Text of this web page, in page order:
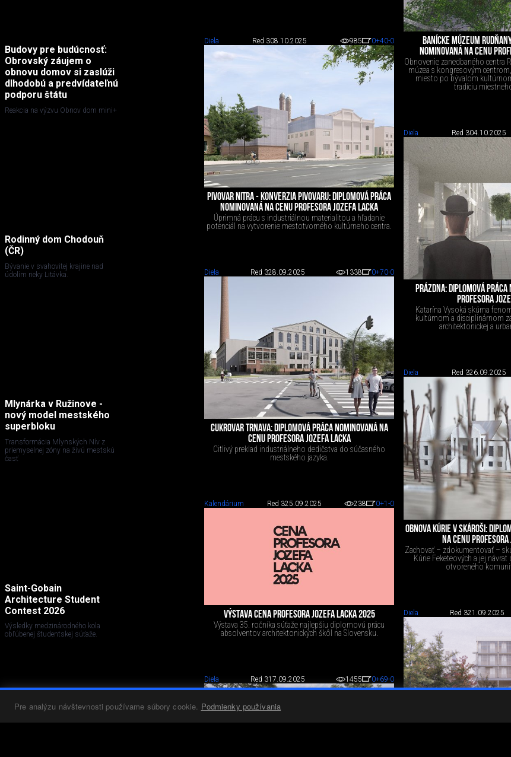
Pre analýzu návštevnosti používame súbory cookie. Podmienky používania
Budovy pre budúcnosť:
Obrovský záujem o
obnovu domov si zaslúži
dlhodobú a predvídateľnú
podporu štátu
Reakcia na výzvu Obnov dom mini+
Rodinný dom Chodouň
(ČR)
Bývanie v svahovitej krajine nad
údolím rieky Litávka.
Mlynárka v Ružinove -
nový model mestského
superbloku
Transformácia Mlynských Nív z
priemyselnej zóny na živú mestskú
časť
Saint-Gobain
Architecture Student
Contest 2026
Výsledky medzinárodného kola
obľúbenej študentskej súťaže.
BANÍCKE MÚZEUM
NOMINOVANÁ NA CENU
Obnovenie zanedbaného centra
múzea s kongresovým
miesto po bývalom
tradíciu
Diela Red 308.10.2025 985 0+40-0
PIVOVAR NITRA - KONVERZIA PIVOVARU: DIPLOMOVÁ PRÁCA
NOMINOVANÁ NA CENU PROFESORA JOZEFA LACKA
Úprimná prácu s industriálnou materialitou a hľadanie
potenciál na vytvorenie mestotvorného kultúrneho centra.
Diela Red 304.10.2025
PRÁZDNA: DIPLOMOVÁ
PROFESORA
Katarína Vysoká skúma
kultúrnom a disciplinárnom
architektonickej a
Diela Red 328.09.2025 1338 0+70-0
CUKROVAR TRNAVA: DIPLOMOVÁ PRÁCA NOMINOVANÁ NA
CENU PROFESORA JOZEFA LACKA
Citlivý preklad industriálneho dedičstva do súčasného
mestského jazyka.
Diela Red 326.09.2025
OBNOVA KÚRIE V SKÁROŠI:
NA CENU
Zachovať – zdokumentovať –
Kúrie Feketeových a jej
otvoreného
Kalendárium Red 325.09.2025 238 0+1 -0
VÝSTAVA CENA PROFESORA JOZEFA LACKA 2025
Výstava 35. ročníka súťaže najlepšiu diplomovú prácu
absolventov architektonických škôl na Slovensku.
Diela Red 321.09.2025
Diela Red 317.09.2025 1455 0+69-0